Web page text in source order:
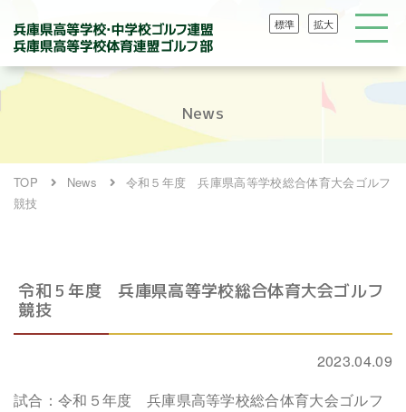
標準 拡大
News
TOP News
令和５年度 兵庫県高等学校総合体育大会ゴルフ
競技
令和５年度 兵庫県高等学校総合体育大会ゴルフ
競技
2023.04.09
試合：令和５年度 兵庫県高等学校総合体育大会ゴルフ